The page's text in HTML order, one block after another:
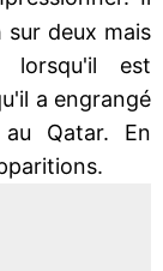
deux mais
est
a engrangé
Qatar. En